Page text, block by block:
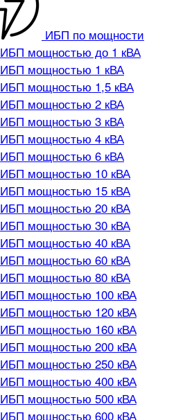
ИБП по мощности
ИБП мощностью до 1 кВА
ИБП мощностью 1 кВА
ИБП мощностью 1,5 кВА
ИБП мощностью 2 кВА
ИБП мощностью 3 кВА
ИБП мощностью 4 кВА
ИБП мощностью 6 кВА
ИБП мощностью 10 кВА
ИБП мощностью 15 кВА
ИБП мощностью 20 кВА
ИБП мощностью 30 кВА
ИБП мощностью 40 кВА
ИБП мощностью 60 кВА
ИБП мощностью 80 кВА
ИБП мощностью 100 кВА
ИБП мощностью 120 кВА
ИБП мощностью 160 кВА
ИБП мощностью 200 кВА
ИБП мощностью 250 кВА
ИБП мощностью 400 кВА
ИБП мощностью 500 кВА
ИБП мощностью 600 кВА